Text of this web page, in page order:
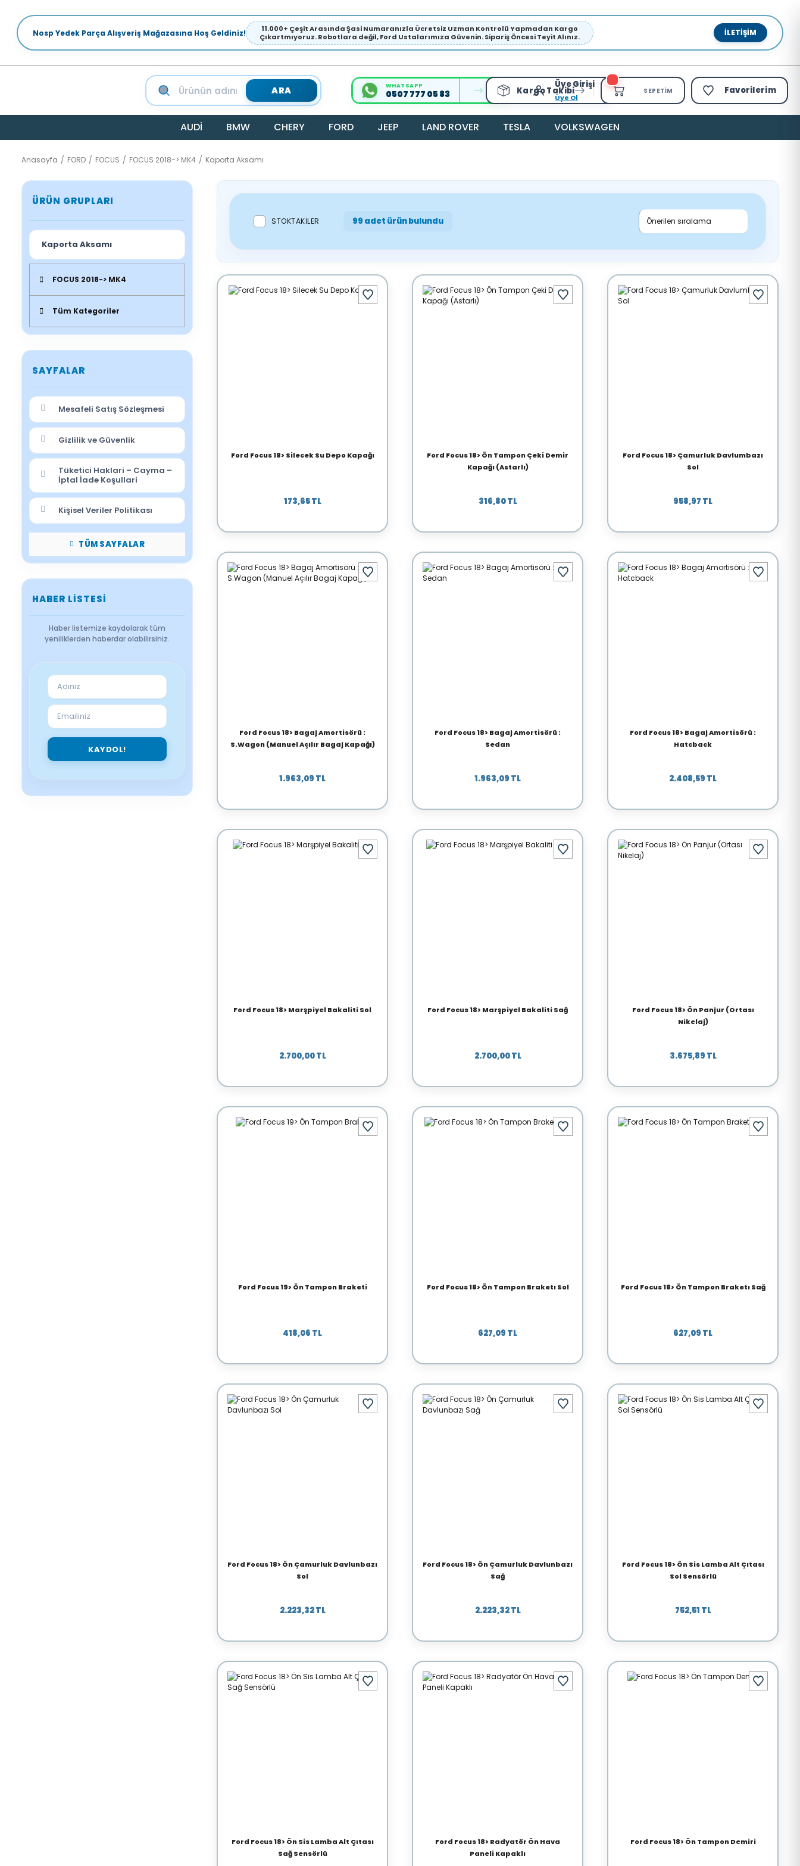
Nosp Yedek Parça Alışveriş Mağazasına Hoş Geldiniz!
11.000+ Çeşit Arasında Şasi Numaranızla Ücretsiz Uzman Kontrolü Yapmadan Kargo
Çıkartmıyoruz. Robotlara değil, Ford Ustalarımıza Güvenin. Sipariş Öncesi Teyit Alınız.
İLETIŞIM
ARA WHATSAPP
0507 777 05 83 Kargo Takibi
Üye Girişi
Üye Ol
SEPETIM Favorilerim
AUDİ BMW CHERY FORD JEEP LAND ROVER TESLA VOLKSWAGEN
Anasayfa FORD FOCUS FOCUS 2018-> MK4 Kaporta Aksamı
ÜRÜN GRUPLARI
Kaporta Aksamı
FOCUS 2018-> MK4
Tüm Kategoriler
SAYFALAR
Mesafeli Satış Sözleşmesi
Gizlilik ve Güvenlik
Tüketici Haklari – Cayma –
İptal İade Koşullari
Kişisel Veriler Politikası
TÜM SAYFALAR
HABER LISTESI
Haber listemize kaydolarak tüm
yeniliklerden haberdar olabilirsiniz.
KAYDOL!
STOKTAKILER 99 adet ürün bulundu
Ford Focus 18> Silecek Su Depo Kapağı
173,65 TL
Ford Focus 18> Ön Tampon Çeki Demir
Kapağı (Astarlı)
316,80 TL
Ford Focus 18> Çamurluk Davlumbazı
Sol
958,97 TL
Ford Focus 18> Bagaj Amortisörü :
S.Wagon (Manuel Açılır Bagaj Kapağı)
1.963,09 TL
Ford Focus 18> Bagaj Amortisörü :
Sedan
1.963,09 TL
Ford Focus 18> Bagaj Amortisörü :
Hatcback
2.408,59 TL
Ford Focus 18> Marşpiyel Bakaliti Sol
2.700,00 TL
Ford Focus 18> Marşpiyel Bakaliti Sağ
2.700,00 TL
Ford Focus 18> Ön Panjur (Ortası
Nikelaj)
3.675,89 TL
Ford Focus 19> Ön Tampon Braketi
418,06 TL
Ford Focus 18> Ön Tampon Braketı Sol
627,09 TL
Ford Focus 18> Ön Tampon Braketı Sağ
627,09 TL
Ford Focus 18> Ön Çamurluk Davlunbazı
Sol
2.223,32 TL
Ford Focus 18> Ön Çamurluk Davlunbazı
Sağ
2.223,32 TL
Ford Focus 18> Ön Sis Lamba Alt Çıtası
Sol Sensörlü
752,51 TL
Ford Focus 18> Ön Sis Lamba Alt Çıtası
Sağ Sensörlü
Ford Focus 18> Radyatör Ön Hava
Paneli Kapaklı
Ford Focus 18> Ön Tampon Demiri